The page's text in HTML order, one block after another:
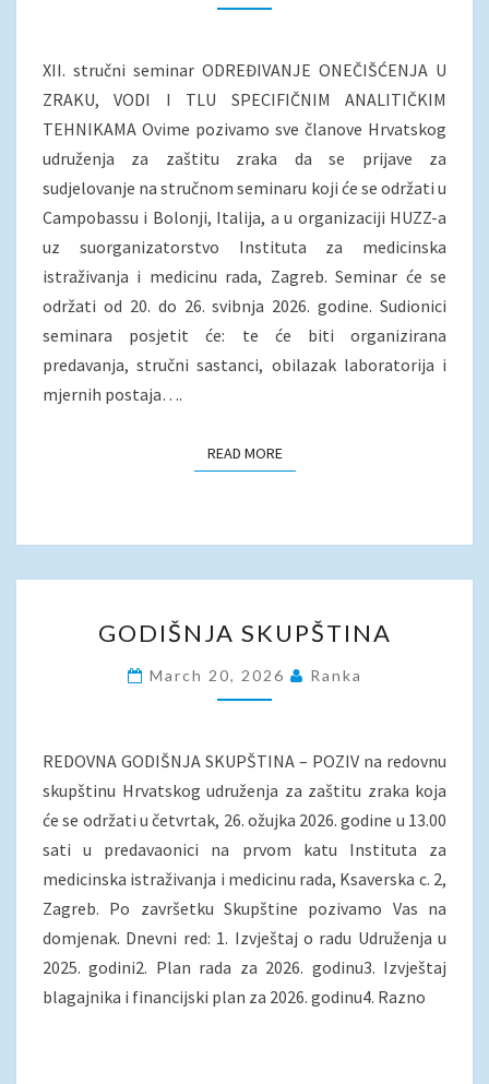
VODI
TLUSPECIFIČNIM
ANALITIČKIM
TEHNIKAMA
XII. stručni seminar ODREĐIVANJE ONEČIŠĆENJA U
ZRAKU, VODI I TLU SPECIFIČNIM ANALITIČKIM
TEHNIKAMA Ovime pozivamo sve članove Hrvatskog
udruženja za zaštitu zraka da se prijave za
sudjelovanje na stručnom seminaru koji će se održati u
Campobassu i Bolonji, Italija, a u organizaciji HUZZ-a
uz suorganizatorstvo Instituta za medicinska
istraživanja i medicinu rada, Zagreb. Seminar će se
održati od 20. do 26. svibnja 2026. godine. Sudionici
seminara posjetit će: te će biti organizirana
predavanja, stručni sastanci, obilazak laboratorija i
mjernih postaja….
READ MOREREAD MORE
SKUPŠTINA
GODIŠNJA SKUPŠTINA
March 20, 2026 Ranka
REDOVNA GODIŠNJA SKUPŠTINA – POZIV na redovnu
skupštinu Hrvatskog udruženja za zaštitu zraka koja
će se održati u četvrtak, 26. ožujka 2026. godine u 13.00
sati u predavaonici na prvom katu Instituta za
medicinska istraživanja i medicinu rada, Ksaverska c. 2,
Zagreb. Po završetku Skupštine pozivamo Vas na
domjenak. Dnevni red: 1. Izvještaj o radu Udruženja u
2025. godini2. Plan rada za 2026. godinu3. Izvještaj
blagajnika i financijski plan za 2026. godinu4. Razno